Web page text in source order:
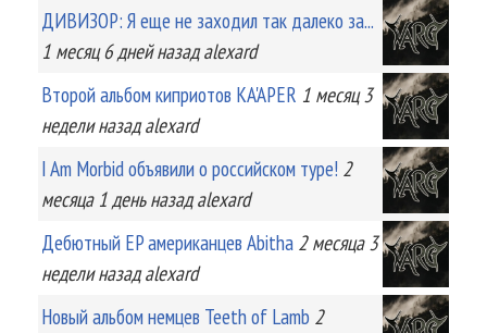
ДИВИЗОР: Я еще не заходил так далеко за...
1 месяц 6 днейназад alexard
Второй альбом киприотов KA'APER 1 месяц 3
неделиназад alexard
I Am Morbid объявили о российском туре! 2
месяца 1 деньназад alexard
Дебютный EP американцев Abitha 2 месяца 3
неделиназад alexard
Новый альбом немцев Teeth of Lamb 2